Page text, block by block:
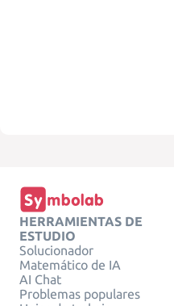
HERRAMIENTAS DE
ESTUDIO
Solucionador
Matemático de IA
AI Chat
Problemas populares